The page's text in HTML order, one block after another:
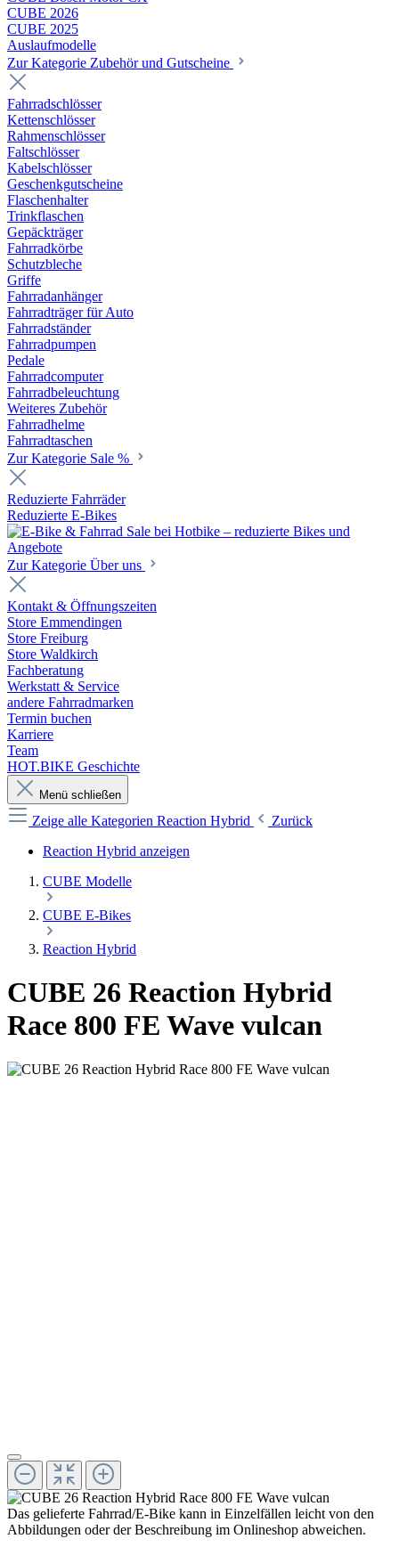
CUBE 2026
CUBE 2025
Auslaufmodelle
Zur Kategorie Zubehör und Gutscheine
Fahrradschlösser
Kettenschlösser
Rahmenschlösser
Faltschlösser
Kabelschlösser
Geschenkgutscheine
Flaschenhalter
Trinkflaschen
Gepäckträger
Fahrradkörbe
Schutzbleche
Griffe
Fahrradanhänger
Fahrradträger für Auto
Fahrradständer
Fahrradpumpen
Pedale
Fahrradcomputer
Fahrradbeleuchtung
Weiteres Zubehör
Fahrradhelme
Fahrradtaschen
Zur Kategorie Sale %
Reduzierte Fahrräder
Reduzierte E-Bikes
Zur Kategorie Über uns
Kontakt & Öffnungszeiten
Store Emmendingen
Store Freiburg
Store Waldkirch
Fachberatung
Werkstatt & Service
andere Fahrradmarken
Termin buchen
Karriere
Team
HOT.BIKE Geschichte
Menü schließen
Zeige alle Kategorien Reaction Hybrid
Zurück
Reaction Hybrid anzeigen
CUBE Modelle
CUBE E-Bikes
Reaction Hybrid
CUBE 26 Reaction Hybrid
Race 800 FE Wave vulcan
Das gelieferte Fahrrad/E-Bike kann in Einzelfällen leicht von den
Abbildungen oder der Beschreibung im Onlineshop abweichen.